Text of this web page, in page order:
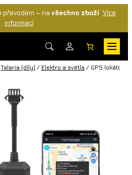
převodem — na všechno zboží Více
informací
Talaria (díly) / Elektro a světla / GPS lokátor